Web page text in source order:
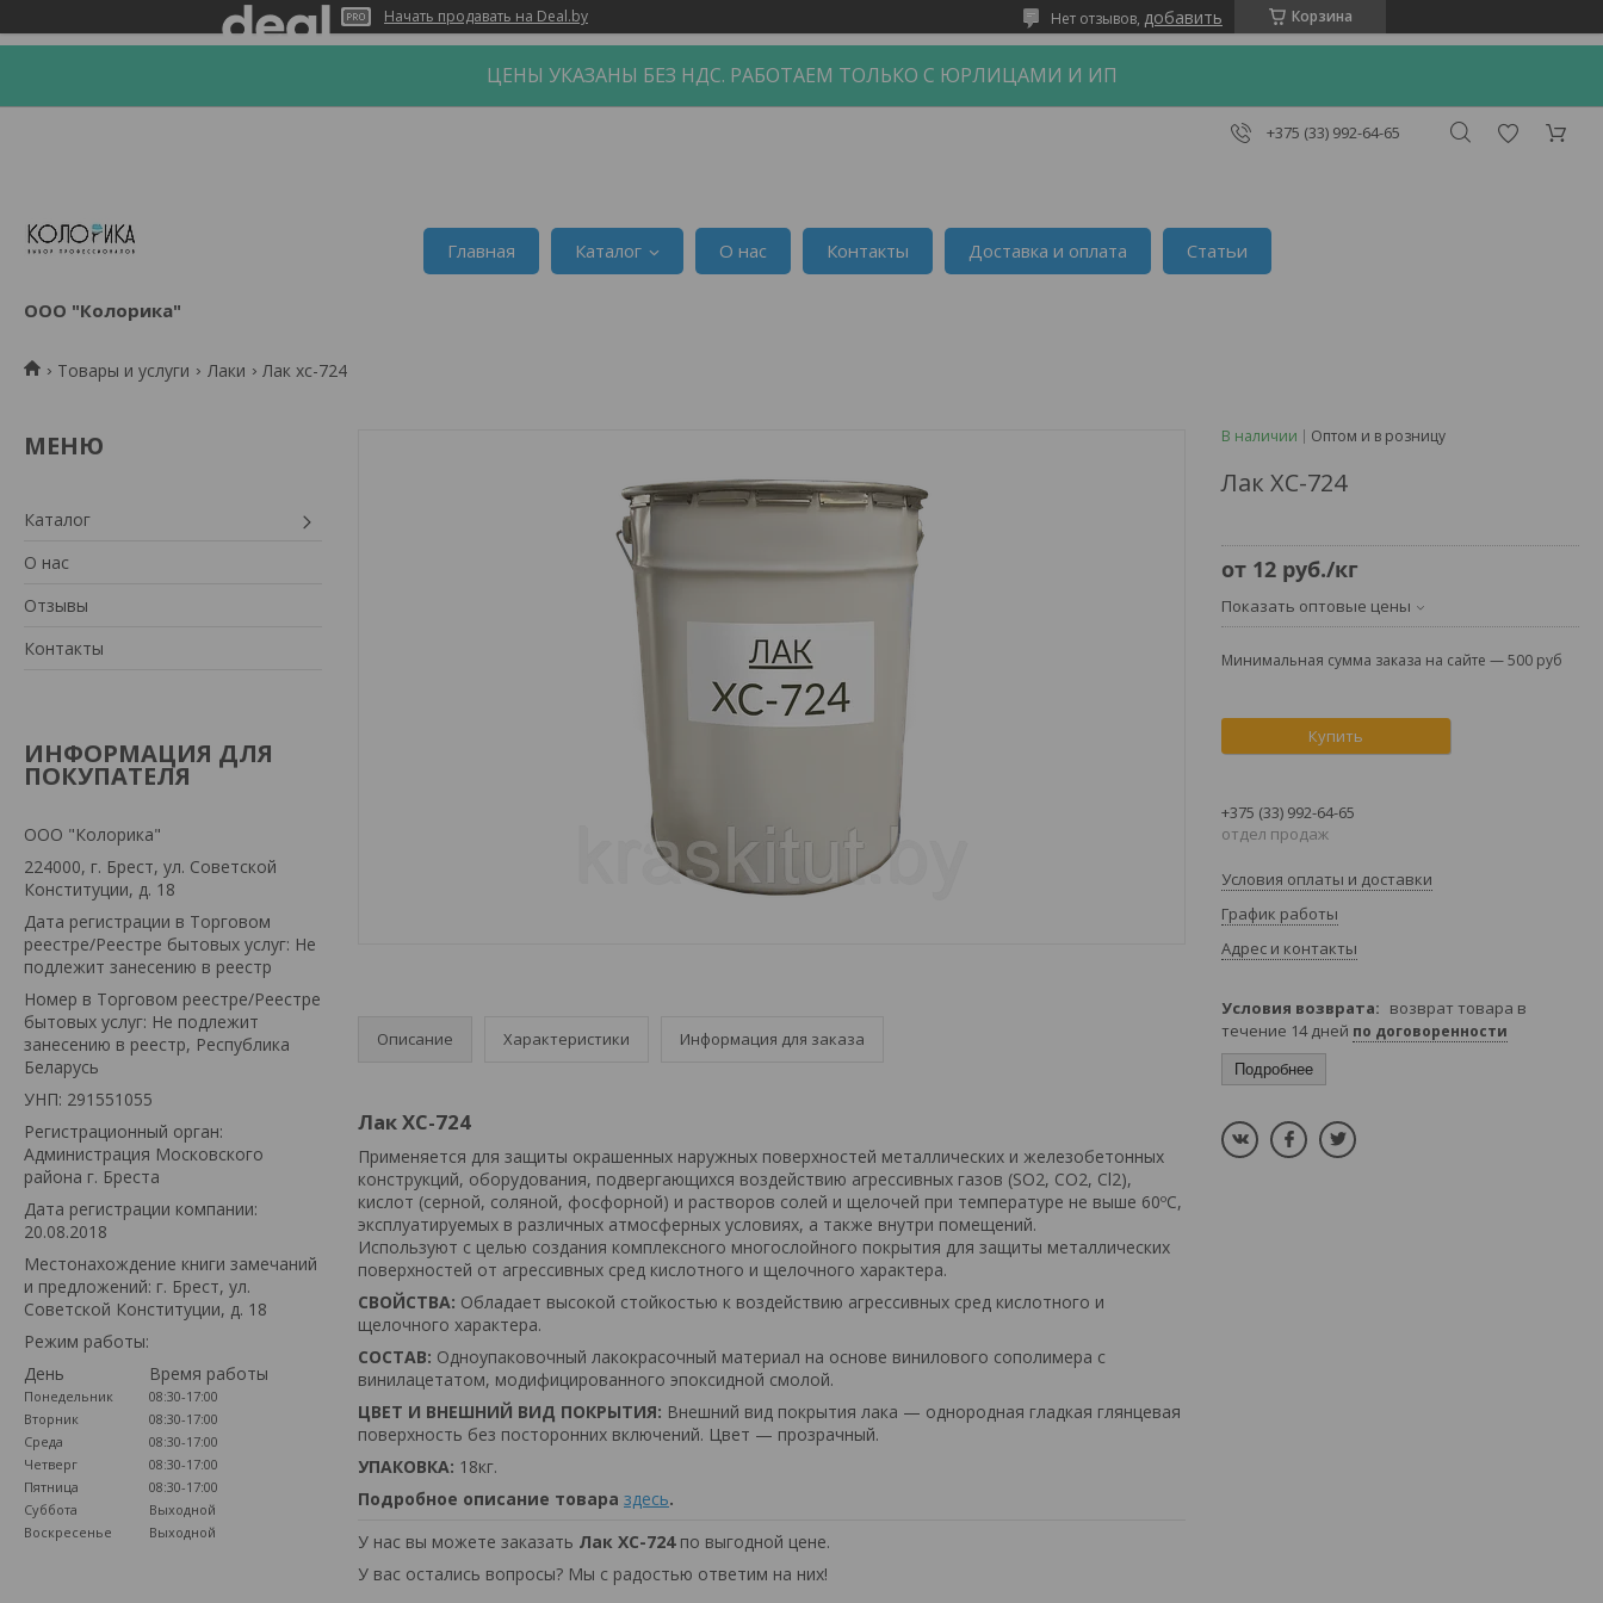
Начать продавать на Deal.by Корзина
Нет отзывов, добавить
ЦЕНЫ УКАЗАНЫ БЕЗ НДС. РАБОТАЕМ ТОЛЬКО С ЮРЛИЦАМИ И ИП
+375 (33) 992-64-65
ООО "Колорика"
Главная Каталог О нас Контакты Доставка и оплата Статьи
Товары и услуги Лаки Лак хс-724
Каталог
О нас
Отзывы
Контакты
ИНФОРМАЦИЯ ДЛЯ
ПОКУПАТЕЛЯ
ООО "Колорика"
224000, г. Брест, ул. Советской
Конституции, д. 18
Дата регистрации в Торговом
реестре/Реестре бытовых услуг: Не
подлежит занесению в реестр
Номер в Торговом реестре/Реестре
бытовых услуг: Не подлежит
занесению в реестр, Республика
Беларусь
УНП: 291551055
Регистрационный орган:
Администрация Московского
района г. Бреста
Дата регистрации компании:
20.08.2018
Местонахождение книги замечаний
и предложений: г. Брест, ул.
Советской Конституции, д. 18
Режим работы:
День
Время работы
Понедельник
08:30-17:00
Вторник
08:30-17:00
Среда
08:30-17:00
Четверг
08:30-17:00
Пятница
08:30-17:00
Суббота
Выходной
Воскресенье
Выходной
Описание Характеристики Информация для заказа
Лак ХС-724
Применяется для защиты окрашенных наружных поверхностей металлических и железобетонных
конструкций, оборудования, подвергающихся воздействию агрессивных газов (SO2, CO2, Cl2),
кислот (серной, соляной, фосфорной) и растворов солей и щелочей при температуре не выше 60ºС,
эксплуатируемых в различных атмосферных условиях, а также внутри помещений.
Используют с целью создания комплексного многослойного покрытия для защиты металлических
поверхностей от агрессивных сред кислотного и щелочного характера.
СВОЙСТВА: Обладает высокой стойкостью к воздействию агрессивных сред кислотного и
щелочного характера.
СОСТАВ: Одноупаковочный лакокрасочный материал на основе винилового сополимера с
винилацетатом, модифицированного эпоксидной смолой.
ЦВЕТ И ВНЕШНИЙ ВИД ПОКРЫТИЯ: Внешний вид покрытия лака — однородная гладкая глянцевая
поверхность без посторонних включений. Цвет — прозрачный.
УПАКОВКА: 18кг.
Подробное описание товара здесь.
У нас вы можете заказать Лак ХС-724по выгодной цене.
У вас остались вопросы? Мы с радостью ответим на них!
В наличии Оптом и в розницу
Лак ХС-724
от 12 руб./кг
Показать оптовые цены
Минимальная сумма заказа на сайте — 500 руб
Купить
+375 (33) 992-64-65
отдел продаж
Условия оплаты и доставки
График работы
Адрес и контакты
возврат товара в
течение 14 дней по договоренности
Подробнее